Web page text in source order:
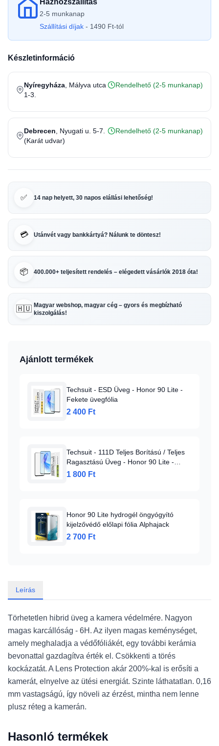
Házhozszállítás
2-5 munkanap
Szállítási díjak - 1490 Ft-tól
Készletinformáció
Nyíregyháza , Mályva utca
1-3.
Rendelhető (2-5 munkanap)
Debrecen , Nyugati u. 5-7.
(Karát udvar)
Rendelhető (2-5 munkanap)
✅ 14 nap helyett, 30 napos elállási lehetőség!
💳 Utánvét vagy bankkártyá? Nálunk te döntesz!
📦 400.000+ teljesített rendelés – elégedett vásárlók 2018 óta!
🇭🇺 Magyar webshop, magyar cég – gyors és megbízható
kiszolgálás!
Ajánlott termékek
Techsuit - ESD Üveg - Honor 90 Lite -
Fekete üvegfólia
2 400 Ft
Techsuit - 111D Teljes Borítású / Teljes
Ragasztású Üveg - Honor 90 Lite -
Fekete üvegfólia
1 800 Ft
Honor 90 Lite hydrogél öngyógyító
kijelzővédő előlapi fólia Alphajack
2 700 Ft
Leírás
Törhetetlen hibrid üveg a kamera védelmére. Nagyon
magas karcállóság - 6H. Az ilyen magas keménységet,
amely meghaladja a védőfóliákét, egy további kerámia
bevonattal gazdagítva érték el. Csökkenti a törés
kockázatát. A Lens Protection akár 200%-kal is erősíti a
kamerát, elnyelve az ütési energiát. Szinte láthatatlan. 0,16
mm vastagságú, így növeli az érzést, mintha nem lenne
plusz réteg a kamerán.
Hasonló termékek